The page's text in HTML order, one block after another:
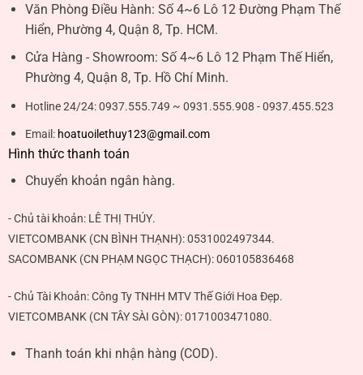
Văn Phòng Điều Hành: Số 4~6 Lô 12 Đường Phạm Thế
Hiển, Phường 4, Quận 8, Tp. HCM.
Cửa Hàng - Showroom: Số 4~6 Lô 12 Phạm Thế Hiển,
Phường 4, Quận 8, Tp. Hồ Chí Minh.
Hotline 24/24:0937.555.749 ~ 0931.555.908 - 0937.455.523
Email: hoatuoilethuy123@gmail.com
Hình thức thanh toán
Chuyển khoản ngân hàng.
- Chủ tài khoản: LÊ THỊ THÚY.
VIETCOMBANK (CN BÌNH THẠNH):0531002497344.
SACOMBANK (CN PHẠM NGỌC THẠCH):060105836468
- Chủ Tài Khoản: Công Ty TNHH MTV Thế Giới Hoa Đẹp.
VIETCOMBANK (CN TÂY SÀI GÒN):0171003471080.
Thanh toán khi nhận hàng (COD).